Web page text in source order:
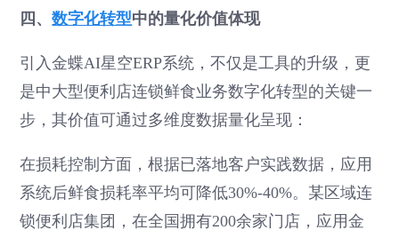
四、数字化转型中的量化价值体现
引入金蝶AI星空ERP系统，不仅是工具的升级，更
是中大型便利店连锁鲜食业务数字化转型的关键一
步，其价值可通过多维度数据量化呈现：
在损耗控制方面，根据已落地客户实践数据，应用
系统后鲜食损耗率平均可降低30%-40%。某区域连
锁便利店集团，在全国拥有200余家门店，应用金